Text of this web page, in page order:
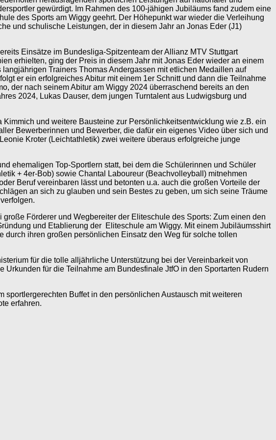
gewürdigt. Im Rahmen des 100-jähigen Jubiläums fand zudem eine
des Sports am Wiggy geehrt. Der Höhepunkt war wieder die Verleihung
und schulische Leistungen, der in diesem Jahr an Jonas Eder (J1)
Einsätze im Bundesliga-Spitzenteam der Allianz MTV Stuttgart
erhielten, ging der Preis in diesem Jahr mit Jonas Eder wieder an einem
Trainers Thomas Andergassen mit etlichen Medaillen auf
er ein erfolgreiches Abitur mit einem 1er Schnitt und dann die Teilnahme
der nach seinem Abitur am Wiggy 2024 überraschend bereits an den
2024, Lukas Dauser, dem jungen Turntalent aus Ludwigsburg und
und weitere Bausteine zur Persönlichkeitsentwicklung wie z.B. ein
Bewerberinnen und Bewerber, die dafür ein eigenes Video über sich und
Kroter (Leichtathletik) zwei weitere überaus erfolgreiche junge
ehemaligen Top-Sportlern statt, bei dem die Schülerinnen und Schüler
+ 4er-Bob) sowie Chantal Laboureur (Beachvolleyball) mitnehmen
Beruf vereinbaren lässt und betonten u.a. auch die großen Vorteile der
an sich zu glauben und sein Bestes zu geben, um sich seine Träume
Förderer und Wegbereiter der Eliteschule des Sports: Zum einen den
und Etablierung der Eliteschule am Wiggy. Mit einem Jubiläumsshirt
durch ihren großen persönlichen Einsatz den Weg für solche tollen
für die tolle alljährliche Unterstützung bei der Vereinbarkeit von
für die Teilnahme am Bundesfinale JtfO in den Sportarten Rudern
Buffet in den persönlichen Austausch mit weiteren
erfahren.